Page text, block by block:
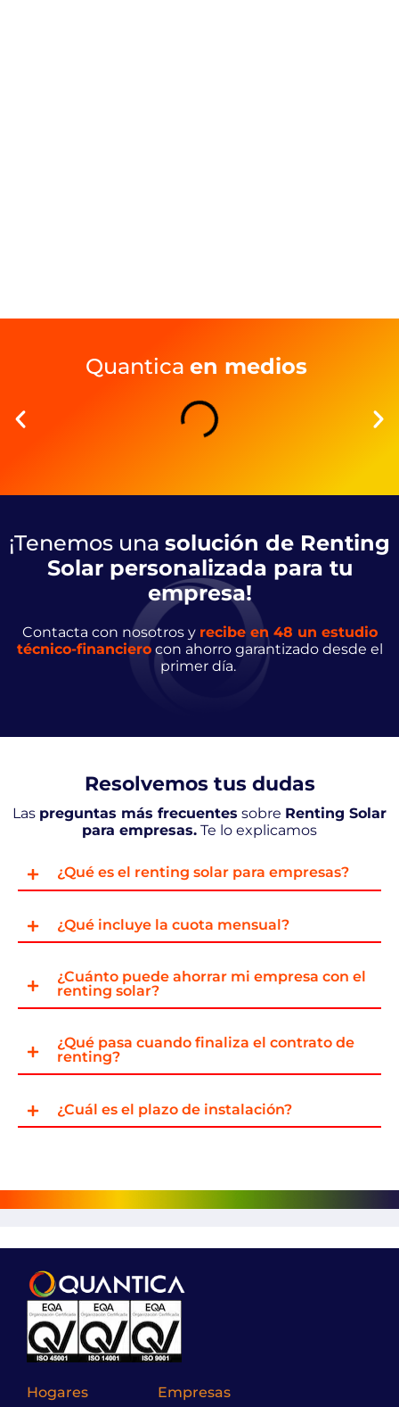
Quantica en medios
¡Tenemos una solución de Renting
Solar personalizada para tu
empresa!
Contacta con nosotros y recibe en 48 un estudio
técnico-financierocon ahorro garantizado desde el
primer día.
Resolvemos tus dudas
Las preguntas más frecuentes sobre Renting Solar
para empresas. Te lo explicamos
¿Qué es el renting solar para empresas?
¿Qué incluye la cuota mensual?
¿Cuánto puede ahorrar mi empresa con el
renting solar?
¿Qué pasa cuando finaliza el contrato de
renting?
¿Cuál es el plazo de instalación?
Hogares Empresas